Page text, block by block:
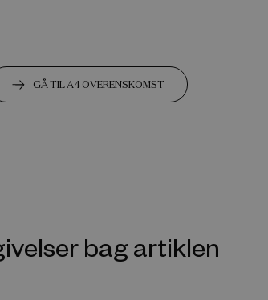
GÅ TIL A4 OVERENSKOMST
bag artiklen